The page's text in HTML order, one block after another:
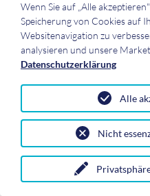
neuer
Regulatorik
nieder.
Bedeutung
nimmt
maßgeblich
Wenn Sie auf „Alle
Speicherung von Cookies auf
Websitenavigation zu
analysieren und unsere
Datenschutzerklärung
Nicht
Alle